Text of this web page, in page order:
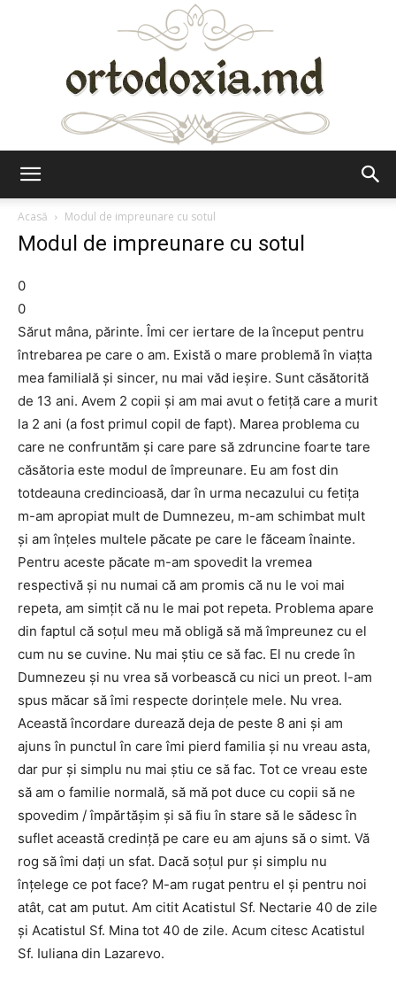
Acasă
Modul de impreunare cu sotul
Modul de impreunare cu sotul
0
0
Sărut mâna, părinte. Îmi cer iertare de la început pentru
întrebarea pe care o am. Există o mare problemă în viaţta
mea familială şi sincer, nu mai văd ieşire. Sunt căsătorită
de 13 ani. Avem 2 copii şi am mai avut o fetiţă care a murit
la 2 ani (a fost primul copil de fapt). Marea problema cu
care ne confruntăm şi care pare să zdruncine foarte tare
căsătoria este modul de împreunare. Eu am fost din
totdeauna credincioasă, dar în urma necazului cu fetiţa
m-am apropiat mult de Dumnezeu, m-am schimbat mult
şi am înţeles multele păcate pe care le făceam înainte.
Pentru aceste păcate m-am spovedit la vremea
respectivă şi nu numai că am promis că nu le voi mai
repeta, am simţit că nu le mai pot repeta. Problema apare
din faptul că soţul meu mă obligă să mă împreunez cu el
cum nu se cuvine. Nu mai ştiu ce să fac. El nu crede în
Dumnezeu şi nu vrea să vorbească cu nici un preot. I-am
spus măcar să îmi respecte dorinţele mele. Nu vrea.
Această încordare durează deja de peste 8 ani şi am
ajuns în punctul în care îmi pierd familia şi nu vreau asta,
dar pur şi simplu nu mai ştiu ce să fac. Tot ce vreau este
să am o familie normală, să mă pot duce cu copii să ne
spovedim / împărtăşim şi să fiu în stare să le sădesc în
suflet această credinţă pe care eu am ajuns să o simt. Vă
rog să îmi daţi un sfat. Dacă soţul pur şi simplu nu
înţelege ce pot face? M-am rugat pentru el şi pentru noi
atât, cat am putut. Am citit Acatistul Sf. Nectarie 40 de zile
şi Acatistul Sf. Mina tot 40 de zile. Acum citesc Acatistul
Sf. Iuliana din Lazarevo.